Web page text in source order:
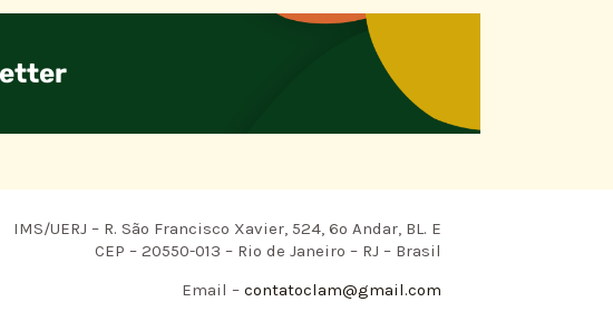
IMS/UERJ – R. São Francisco Xavier, 524, 6º Andar, BL. E
CEP – 20550-013 – Rio de Janeiro – RJ – Brasil
Email –contatoclam@gmail.com